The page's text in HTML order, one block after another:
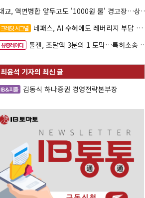
대교, 액면병합 앞두고
크레딧 시그널 네패스, AI 수혜에도 레버리지 부담 여전
유증레이다 툴젠, 조달액 3분의 1 토막…특허소송 비용부터 챙긴다
IB&피플 김동식 하나증권 경영전략본부장